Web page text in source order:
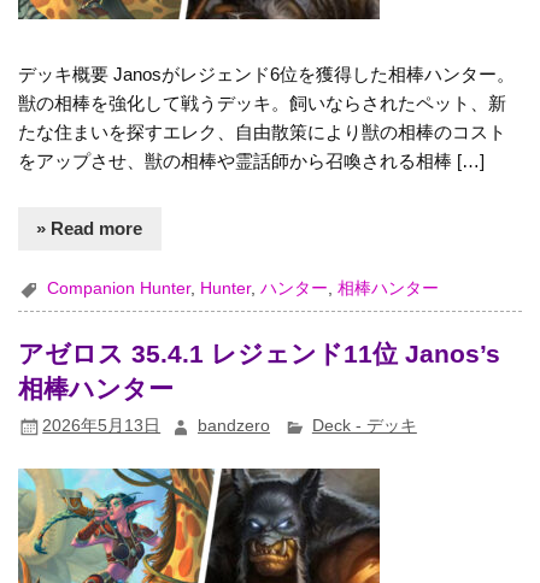
デッキ概要 Janosがレジェンド6位を獲得した相棒ハンター。
獣の相棒を強化して戦うデッキ。飼いならされたペット、新
たな住まいを探すエレク、自由散策により獣の相棒のコスト
をアップさせ、獣の相棒や霊話師から召喚される相棒 […]
» Read more
Companion Hunter, Hunter,ハンター ,相棒ハンター
アゼロス 35.4.1 レジェンド11位 Janos’s
相棒ハンター
2026年5月13日 bandzero Deck - デッキ